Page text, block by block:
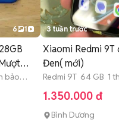
6 1
bảo
3 tuần trước
Xiaomi Redmi 9T
Đen( mới)
Redmi 9T 64 GB 1
1.350.000 đ
Bình Dương